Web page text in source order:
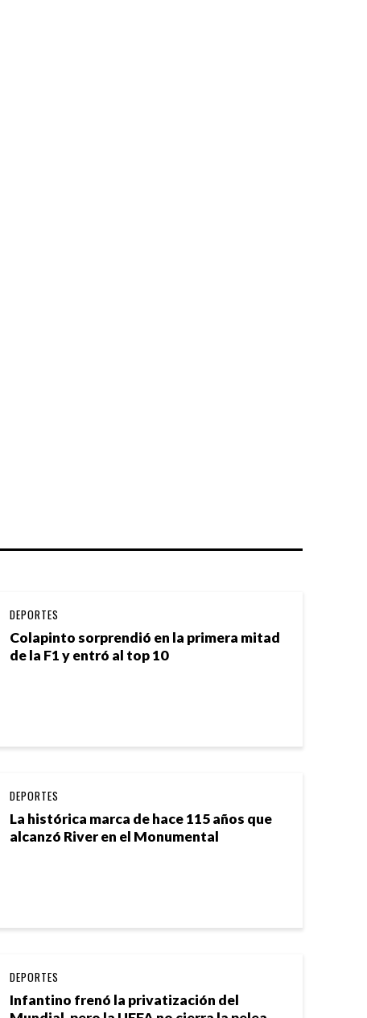
Colapinto sorprendió en la primera mitad
de la F1 y entró al top 10
DEPORTES
La histórica marca de hace 115 años que
alcanzó River en el Monumental
DEPORTES
Infantino frenó la privatización del
DEPORTES